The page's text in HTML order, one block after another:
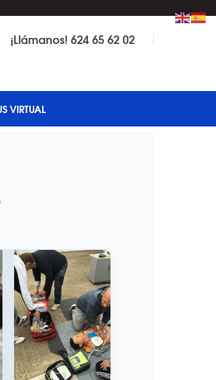
¡Llámanos! 624 65 62 02
VIRTUAL